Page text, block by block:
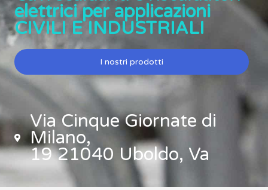
elettrici per applicazioni
CIVILI E INDUSTRIALI
I nostri prodotti
Via Cinque Giornate di
Milano,
19 21040 Uboldo, Va